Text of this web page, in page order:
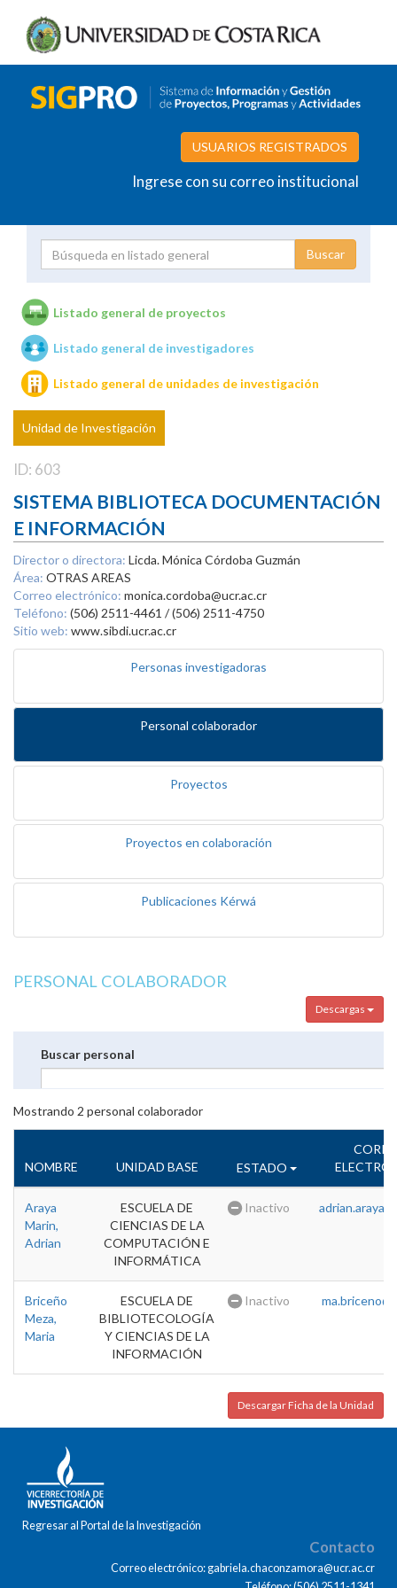
USUARIOS REGISTRADOS
Ingrese con su correo institucional
Unidades de investigación
Listado general de proyectos
Listado general de investigadores
Listado general de unidades de investigación
Unidad de Investigación
ID: 603
SISTEMA BIBLIOTECA DOCUMENTACIÓN
E INFORMACIÓN
Director o directora: Licda. Mónica Córdoba Guzmán
Área: OTRAS AREAS
Correo electrónico: monica.cordoba@ucr.ac.cr
Teléfono: (506) 2511-4461 / (506) 2511-4750
Sitio web: www.sibdi.ucr.ac.cr
Personas investigadoras
Personal colaborador
Proyectos
Proyectos en colaboración
Publicaciones Kérwá
PERSONAL COLABORADOR
Descargas
Buscar personal
Mostrando 2 personal colaborador
NOMBRE UNIDAD BASE ESTADO
Araya
Marin,
Adrian
ESCUELA DE
CIENCIAS DE LA
COMPUTACIÓN E
INFORMÁTICA
Inactivo
Briceño
Meza,
Maria
ESCUELA DE
BIBLIOTECOLOGÍA
Y CIENCIAS DE LA
INFORMACIÓN
Inactivo
Descargar Ficha de la Unidad
Regresar al Portal de la Investigación
Contacto
Correo electrónico: gabriela.chaconzamora@ucr.ac.cr